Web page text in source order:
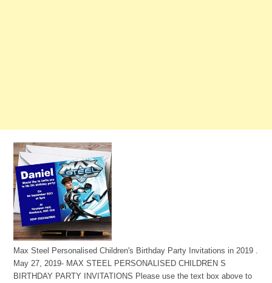
Max Steel Personalised Children's Birthday Party Invitations in 2019 .
May 27, 2019- MAX STEEL PERSONALISED CHILDREN S
BIRTHDAY PARTY INVITATIONS Please use the text box above to